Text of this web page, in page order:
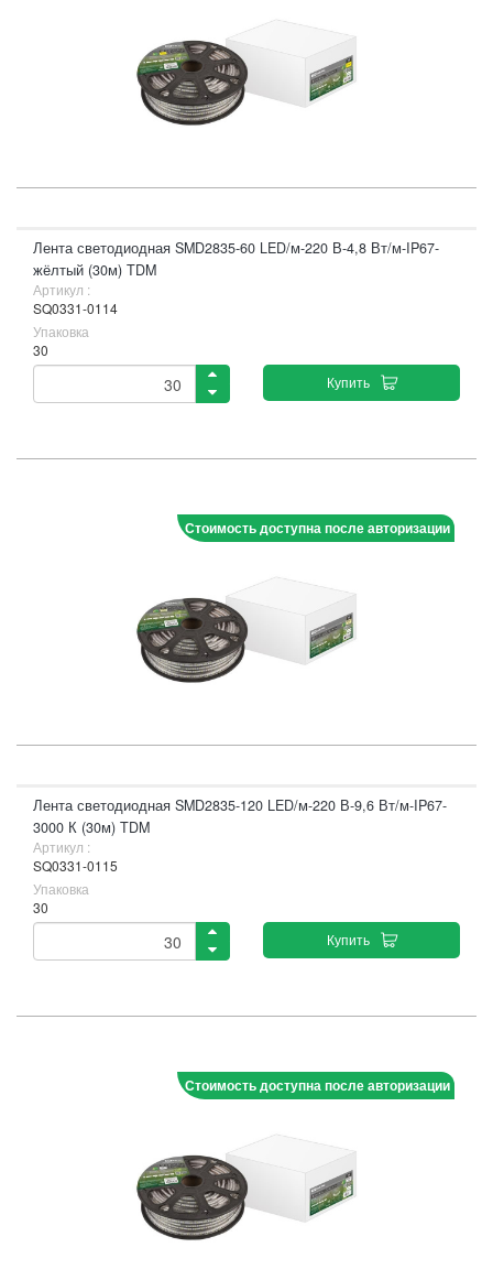
Лента светодиодная SMD2835-60 LED/м-220 В-4,8 Вт/м-IP67-
жёлтый (30м) TDM
Артикул :
SQ0331-0114
Упаковка
30
Купить
Стоимость доступна после авторизации
Лента светодиодная SMD2835-120 LED/м-220 В-9,6 Вт/м-IP67-
3000 К (30м) TDM
Артикул :
SQ0331-0115
Упаковка
30
Купить
Стоимость доступна после авторизации